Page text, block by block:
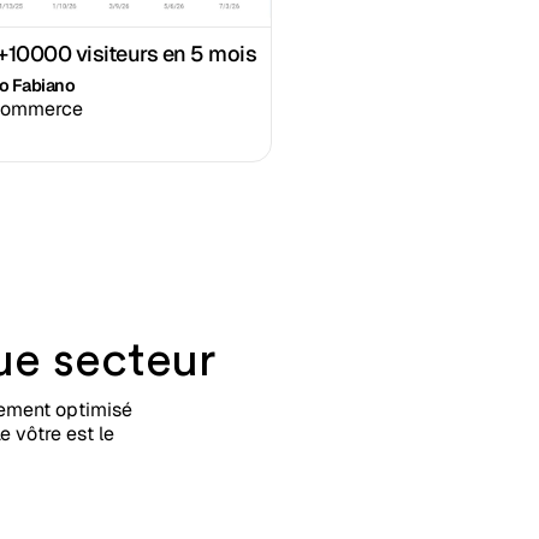
visiteurs en 5 mois
Fabiano
secteur
optimisé
vôtre est le